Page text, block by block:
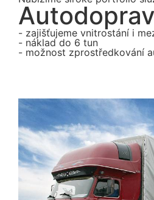
- zajišťujeme vnitrostání i
- náklad do 6 tun
- možnost zprostředkování